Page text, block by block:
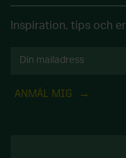
Inspiration, tips och
ANMÄL MIG